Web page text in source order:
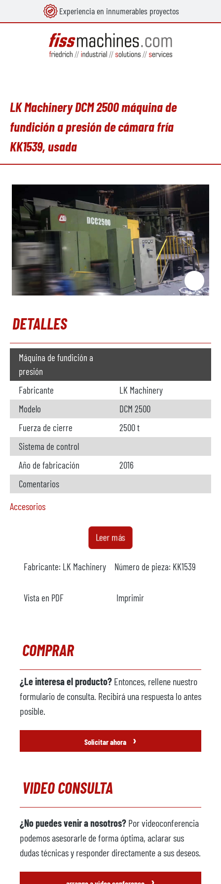
principal Experiencia en innumerables proyectos
LK Machinery DCM 2500 máquina de
fundición a presión de cámara fría
KK1539, usada
DETALLES
Máquina de fundición a
presión
Fabricante
LK Machinery
Modelo
DCM 2500
Fuerza de cierre
2500 t
Sistema de control
Año de fabricación
2016
Comentarios
Accesorios
no disponible
Modelo
Año
Cargador de metal
Fabricante
Modelo
Año
Robot de pulverización
disponible
Fabricante
Año
Fabricante
Modelo
Año
Leer más
Fabricante: LK Machinery Número de pieza: KK1539
Vista en PDF Imprimir
COMPRAR
¿Le interesa el producto? Entonces, rellene nuestro
formulario de consulta. Recibirá una respuesta lo antes
posible.
Solicitar ahora ›
VIDEO CONSULTA
¿No puedes venir a nosotros? Por videoconferencia
podemos asesorarle de forma óptima, aclarar sus
dudas técnicas y responder directamente a sus deseos.